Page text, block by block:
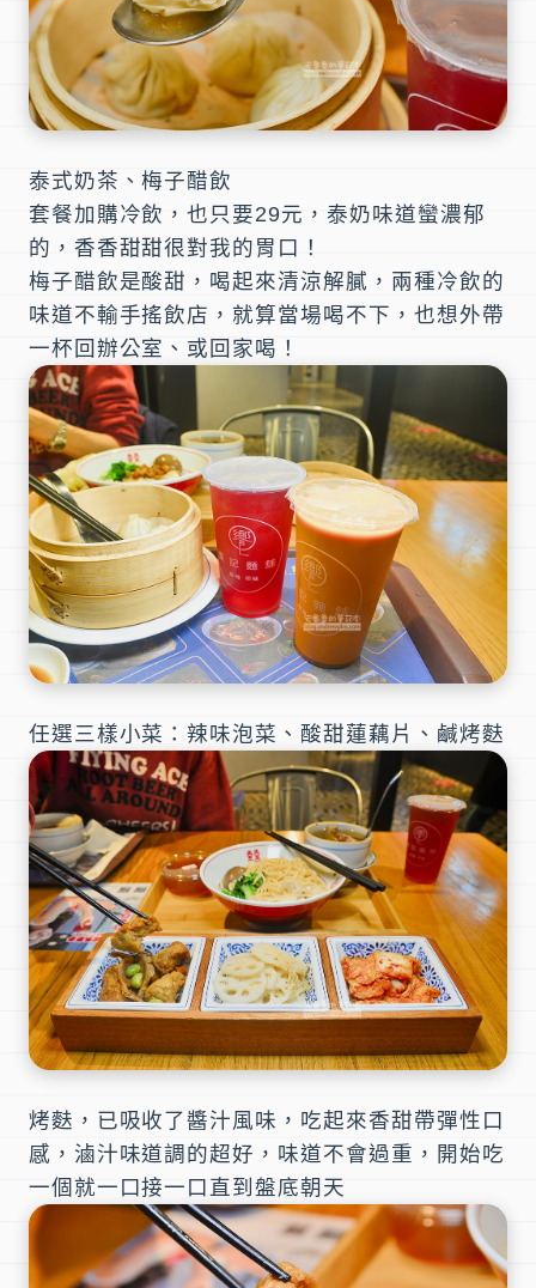
泰式奶茶、梅子醋飲
套餐加購冷飲，也只要29元，泰奶味道蠻濃郁
的，香香甜甜很對我的胃口！
梅子醋飲是酸甜，喝起來清涼解膩，兩種冷飲的
味道不輸手搖飲店，就算當場喝不下，也想外帶
一杯回辦公室、或回家喝！
任選三樣小菜：辣味泡菜、酸甜蓮藕片、鹹烤麩
烤麩 ，已吸收了醬汁風味，吃起來香甜帶彈性口
感，滷汁味道調的超好，味道不會過重，開始吃
一個就一口接一口直到盤底朝天